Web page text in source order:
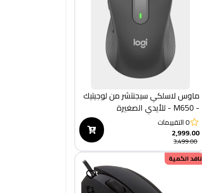
ماوس لاسلكي سيجنتشر من لوجيتيك
- M650 - للأيدي الصغيرة
والمتوسطة الحجم، بطارية تدوم
لعامين، نقرات صامتة، ازرار جانبية
قابلة للتخصيص، بلوتوث - بلون
جرافيتي
0التقييمات
2,999.00
3,499.00
نافد الكمية